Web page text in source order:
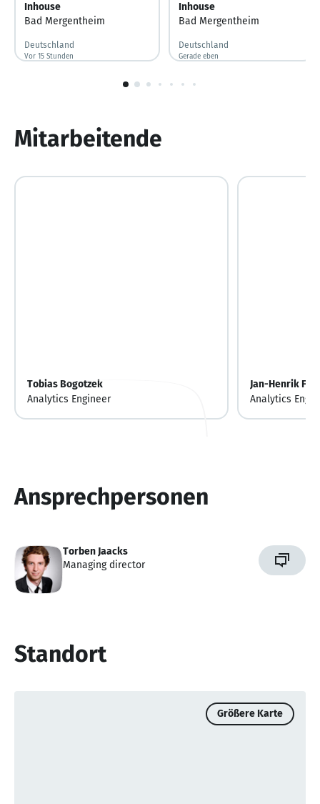
Inhouse
Bad Mergentheim
Deutschland
Vor 15 Stunden
Vor 15 Stunden veröffentlicht
Inhouse
Bad Mergentheim
Deutschland
Gerade eben
Gerade veröffentlicht
Mitarbeitende
Tobias Bogotzek
Analytics Engineer
Jan-Henrik
Analytics
Ansprechpersonen
Torben Jaacks
Managing director
Standort
Größere Karte